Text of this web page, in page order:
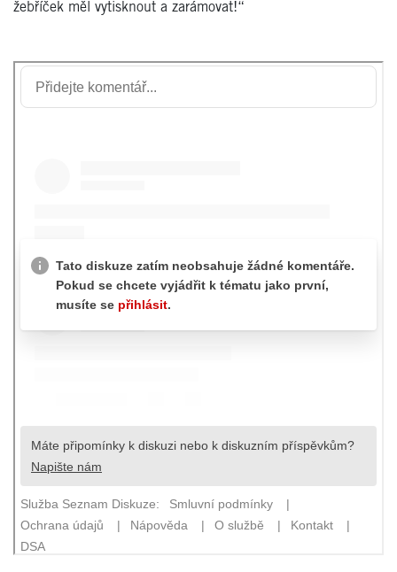
žebříček měl vytisknout a zarámovat!“